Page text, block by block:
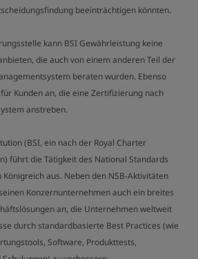
beeinträchtigen könnten.
kann BSI Gewährleistung keine
die auch von einem anderen Teil der
beraten wurden. Ebenso
Kunden an, die eine Zertifizierung nach
anstreben.
(BSI, ein nach der Royal Charter
führt die Tätigkeit des National Standards
Königreich aus. Neben den NSB-Aktivitäten
Konzernunternehmen auch ein breites
an, die Unternehmen weltweit
durch standardbasierte Best Practices (wie
Software, Produkttests,